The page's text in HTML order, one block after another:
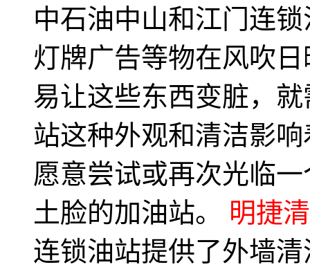
中石油中山和江门连
灯牌广告等物在风吹
易让这些东西变脏，
站这种外观和清洁影
愿意尝试或再次光临
土脸的加油站。 明捷
连锁油站提供了外墙